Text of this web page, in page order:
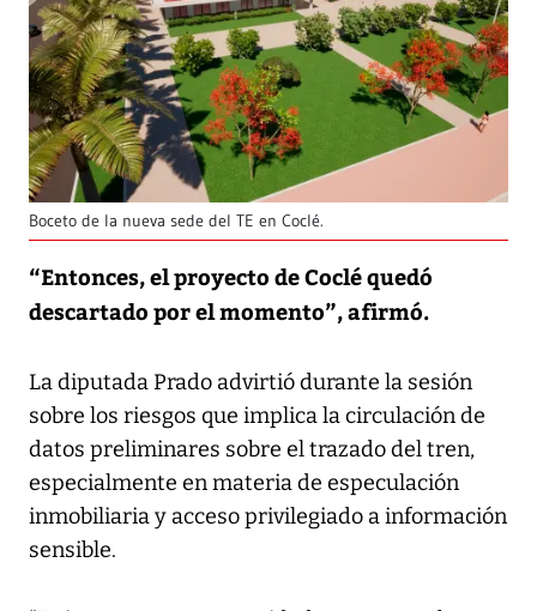
Boceto de la nueva sede del TE en Coclé.
“Entonces, el proyecto de Coclé quedó
descartado por el momento”, afirmó.
La diputada Prado advirtió durante la sesión
sobre los riesgos que implica la circulación de
datos preliminares sobre el trazado del tren,
especialmente en materia de especulación
inmobiliaria y acceso privilegiado a información
sensible.